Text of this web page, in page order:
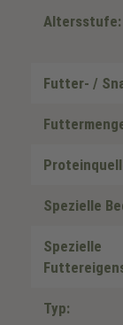
Altersstufe:
Futter- /
Spezielle
Spezielle
Typ: